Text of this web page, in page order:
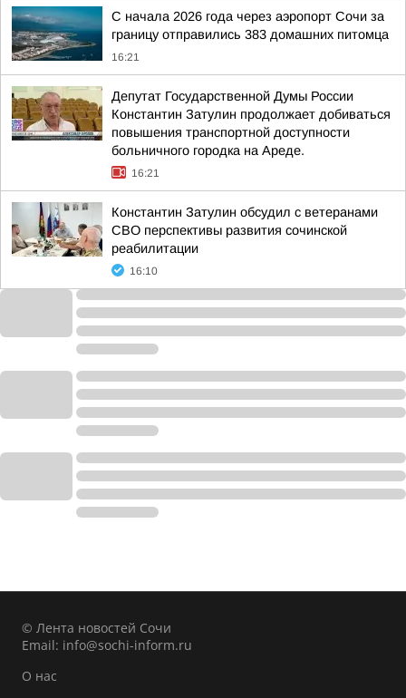
С начала 2026 года через аэропорт Сочи за
границу отправились 383 домашних питомца
16:21
Депутат Государственной Думы России
Константин Затулин продолжает добиваться
повышения транспортной доступности
больничного городка на Ареде.
16:21
Константин Затулин обсудил с ветеранами
СВО перспективы развития сочинской
реабилитации
16:10
© Лента новостей Сочи
Email: info@sochi-inform.ru
О нас